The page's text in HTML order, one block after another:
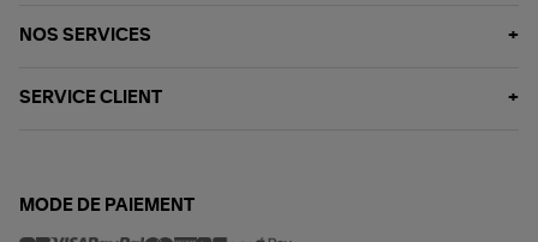
NOS SERVICES
SERVICE CLIENT
MODE DE PAIEMENT